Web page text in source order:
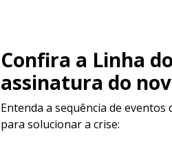
Confira a Linha
assinatura do
Entenda a sequência de
para solucionar a crise: